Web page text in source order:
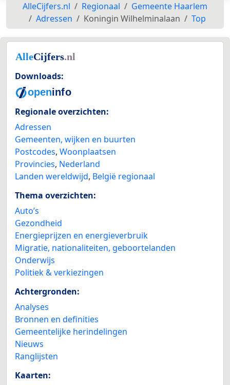
AlleCijfers.nl Regionaal
Gemeente Haarlem
Adressen
Koningin Wilhelminalaan Top
Downloads:
Regionale overzichten:
Adressen
Gemeenten, wijken en buurten
Postcodes, Woonplaatsen
Provincies, Nederland
Landen wereldwijd, België regionaal
Thema overzichten:
Auto’s
Gezondheid
Energieprijzen en energieverbruik
Migratie, nationaliteiten, geboortelanden
Onderwijs
Politiek & verkiezingen
Achtergronden:
Analyses
Bronnen en definities
Gemeentelijke herindelingen
Nieuws
Ranglijsten
Kaarten: